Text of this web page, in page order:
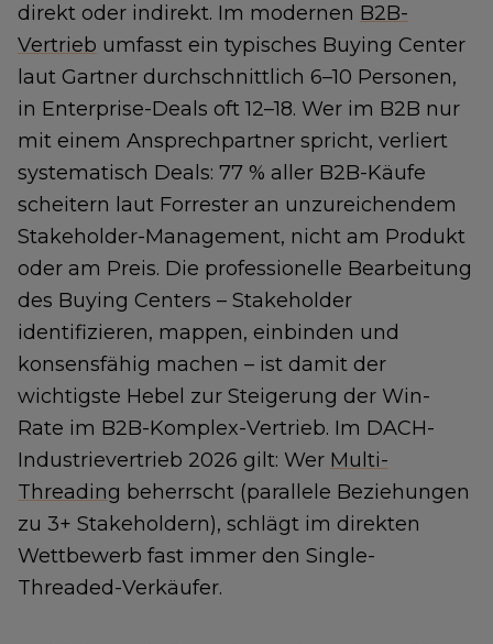
direkt oder indirekt. Im modernen B2B-
Vertrieb umfasst ein typisches Buying Center
laut Gartner durchschnittlich 6–10 Personen,
in Enterprise-Deals oft 12–18. Wer im B2B nur
mit einem Ansprechpartner spricht, verliert
systematisch Deals: 77 % aller B2B-Käufe
scheitern laut Forrester an unzureichendem
Stakeholder-Management, nicht am Produkt
oder am Preis. Die professionelle Bearbeitung
des Buying Centers – Stakeholder
identifizieren, mappen, einbinden und
konsensfähig machen – ist damit der
wichtigste Hebel zur Steigerung der Win-
Rate im B2B-Komplex-Vertrieb. Im DACH-
Industrievertrieb 2026 gilt: Wer Multi-
Threading beherrscht (parallele Beziehungen
zu 3+ Stakeholdern), schlägt im direkten
Wettbewerb fast immer den Single-
Threaded-Verkäufer.